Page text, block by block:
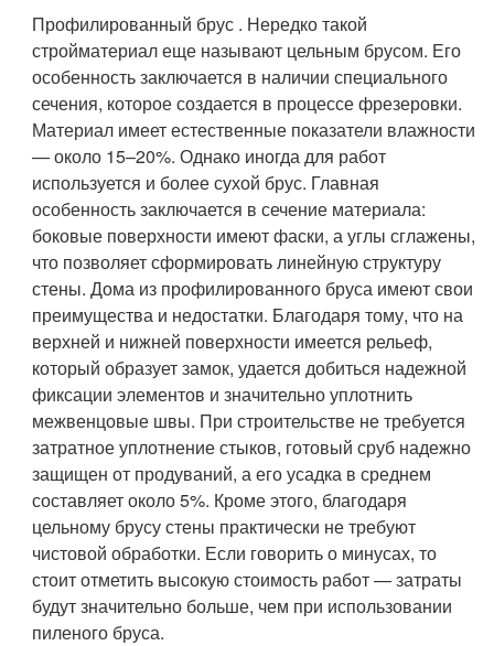
Профилированный брус . Нередко такой
стройматериал еще называют цельным брусом. Его
особенность заключается в наличии специального
сечения, которое создается в процессе фрезеровки.
Материал имеет естественные показатели влажности
— около 15–20%. Однако иногда для работ
используется и более сухой брус. Главная
особенность заключается в сечение материала:
боковые поверхности имеют фаски, а углы сглажены,
что позволяет сформировать линейную структуру
стены. Дома из профилированного бруса имеют свои
преимущества и недостатки. Благодаря тому, что на
верхней и нижней поверхности имеется рельеф,
который образует замок, удается добиться надежной
фиксации элементов и значительно уплотнить
межвенцовые швы. При строительстве не требуется
затратное уплотнение стыков, готовый сруб надежно
защищен от продуваний, а его усадка в среднем
составляет около 5%. Кроме этого, благодаря
цельному брусу стены практически не требуют
чистовой обработки. Если говорить о минусах, то
стоит отметить высокую стоимость работ — затраты
будут значительно больше, чем при использовании
пиленого бруса.